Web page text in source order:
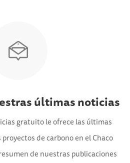
últimas noticias
gratuito le ofrece las últimas
de carbono en el Chaco
de nuestras publicaciones